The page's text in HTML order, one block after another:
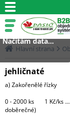
Hlavní strana
jehličnaté
a) Zakořenělé řízky
0 - 2000 ks 1 Kč/ks ....
doběrečné)
Načítám data...